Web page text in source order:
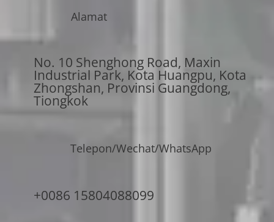
Alamat
No. 10 Shenghong Road, Maxin
Industrial Park, Kota Huangpu, Kota
Zhongshan, Provinsi Guangdong,
Tiongkok
Telepon/Wechat/WhatsApp
+0086 15804088099